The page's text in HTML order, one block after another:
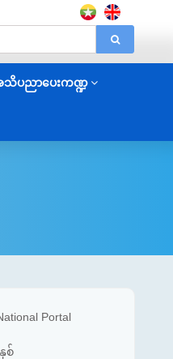
ပညာပေးကဏ္ဍ
Portal
စ်